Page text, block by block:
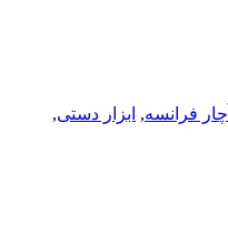
آچار فرانسه, ابزار دستی,